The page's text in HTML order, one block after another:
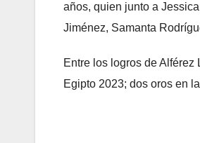
años, quien junto a
Jiménez, Samanta
Entre los logros de
Egipto 2023; dos oros en